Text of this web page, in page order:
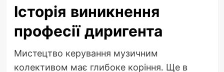
Історія виникнення
професії диригента
Мистецтво керування музичним
колективом має глибоке коріння. Ще в